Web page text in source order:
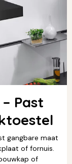
Past
gangbare maat
of fornuis.
of